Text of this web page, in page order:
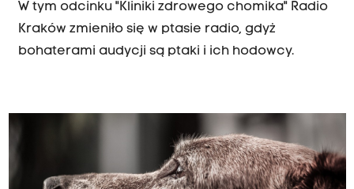
W tym odcinku "Kliniki zdrowego chomika" Radio
Kraków zmieniło się w ptasie radio, gdyż
bohaterami audycji są ptaki i ich hodowcy.